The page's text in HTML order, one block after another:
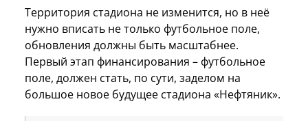
Территория стадиона не изменится, но в неё
нужно вписать не только футбольное поле,
обновления должны быть масштабнее.
Первый этап финансирования – футбольное
поле, должен стать, по сути, заделом на
большое новое будущее стадиона «Нефтяник».